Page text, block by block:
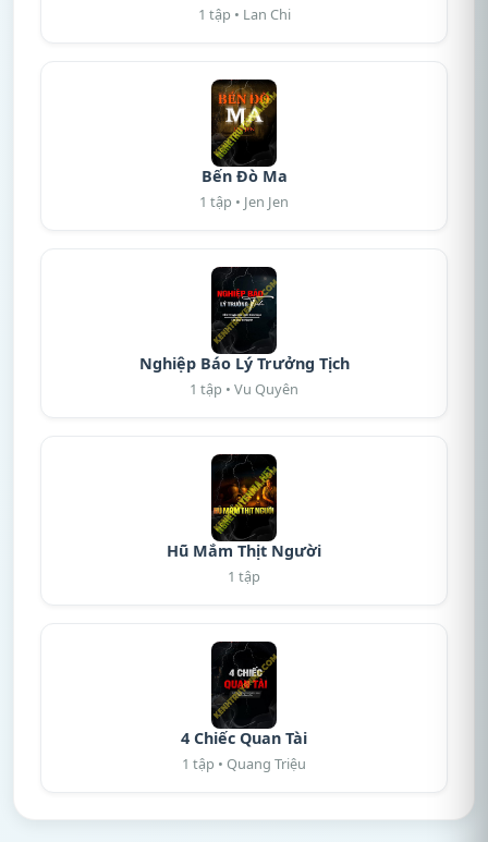
1 tập • Lan Chi
Bến Đò Ma
1 tập • Jen Jen
Nghiệp Báo Lý Trưởng Tịch
1 tập • Vu Quyên
Hũ Mắm Thịt Người
1 tập
4 Chiếc Quan Tài
1 tập • Quang Triệu